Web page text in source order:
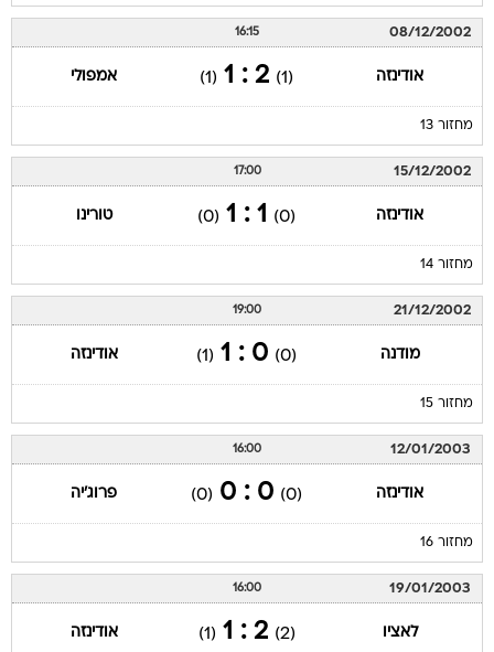
08/12/2002
16:15
אודינזה (1)
2 : 1
(1) אמפולי
מחזור 13
15/12/2002
17:00
אודינזה (0)
1 : 1
(0) טורינו
מחזור 14
21/12/2002
19:00
מודנה (0)
0 : 1
(1) אודינזה
מחזור 15
12/01/2003
16:00
אודינזה (0)
0 : 0
(0) פרוג'יה
מחזור 16
19/01/2003
16:00
לאציו (2)
2 : 1
(1) אודינזה